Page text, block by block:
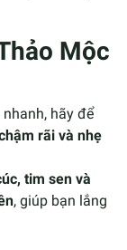
Mộc
hãy để
rãi và nhẹ
tim sen và
, giúp bạn lắng